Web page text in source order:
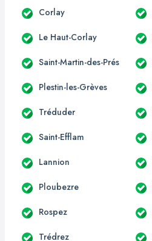
Corlay
Le Haut-Corlay
Saint-Martin-des-Prés
Plestin-les-Grèves
Tréduder
Saint-Efflam
Lannion
Ploubezre
Rospez
Trédrez